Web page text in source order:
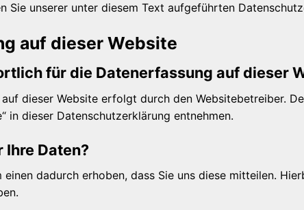
Sie unserer unter diesem Text aufgeführten
auf dieser Website
für die Datenerfassung auf dieser
dieser Website erfolgt durch den Websitebetreiber.
in dieser Datenschutzerklärung entnehmen.
Daten?
dadurch erhoben, dass Sie uns diese mitteilen.